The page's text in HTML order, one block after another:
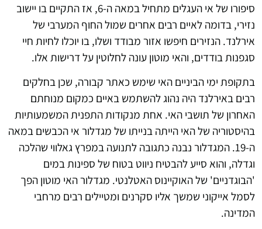
סיפורו של אי העגלים מתחיל במאה ה-6, אז התקיים בו יישוב
נזירי, בדומה לאיים רבים אחרים שמול החוף המערבי של
אירלנד. הנזירים חיפשו אזור מבודד ושלו, בו יוכלו לחיות חיי
סגפנות בודדים, והאי מוטון עונה לחלוטין על דרישות אלו.
בתקופת ימי הביניים האי שימש כאתר קבורה, שכן בחלקים
רבים באירלנד היה נהוג להשתמש באיים כמקום מנוחתם
האחרון של תושבי האי. אחת מנקודות התפנית המשמעותיות
בהיסטוריה של האי הייתה בנייתו של מגדלור אי הכבשים במאה
ה-19. המגדלור נבנה כתגובה לתנועה במפרץ גאלווי שהלכה
וגדלה, והוא סייע להבטיח ניווט בטוח של ספינות במים
'הבוגדניים' של האוקיינוס האטלנטי. מגדלור האי מוטון הפך
לסמל אייקוני שמשך אליו סקרנים ומטיילים רבים מרחבי
המדינה.